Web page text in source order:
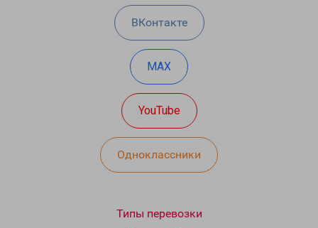
ВКонтакте
MAX
YouTube
Одноклассники
Типы перевозки